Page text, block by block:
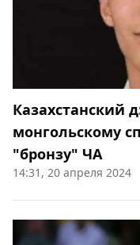
Казахстанский
монгольскому
"бронзу" ЧА
14:31, 20 апреля 2024